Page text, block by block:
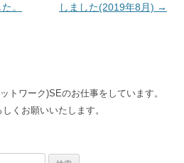
。
しました(2019年8月) →
トワーク)SEのお仕事をしています。
くお願いいたします。